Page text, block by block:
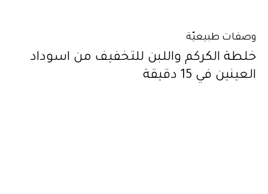
وصفات طبيعيّة
خلطة الكركم واللبن للتخفيف من اسوداد
العينين في 15 دقيقة